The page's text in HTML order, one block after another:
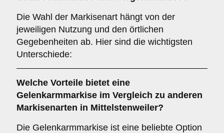
Die Wahl der Markisenart hängt von der
jeweiligen Nutzung und den örtlichen
Gegebenheiten ab. Hier sind die wichtigsten
Unterschiede:
Welche Vorteile bietet eine
Gelenkarmmarkise im Vergleich zu anderen
Markisenarten in Mittelstenweiler?
Die Gelenkarmmarkise ist eine beliebte Option